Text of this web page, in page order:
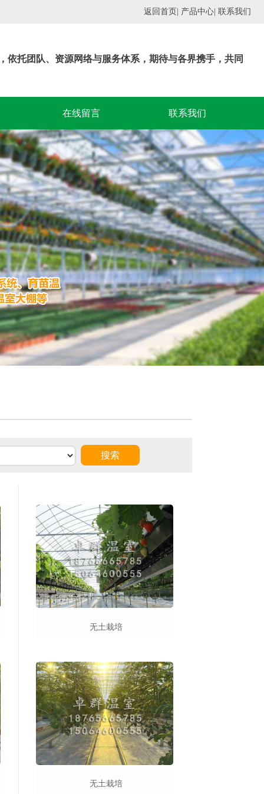
返回首页 | 产品中心 | 联系我们
依托团队、资源网络与服务体系，期待与各界携手，共同
在线留言 联系我们
无土栽培
无土栽培